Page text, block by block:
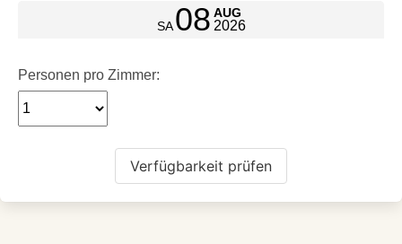
SA 08 AUG
2026
Personen pro Zimmer: